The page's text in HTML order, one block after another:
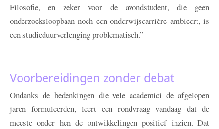
Filosofie, en zeker voor de avondstudent, die geen
onderzoeksloopbaan noch een onderwijscarrière ambieert, is
een studieduurverlenging problematisch.”
Voorbereidingen zonder debat
Ondanks de bedenkingen die vele academici de afgelopen
jaren formuleerden, leert een rondvraag vandaag dat de
meeste onder hen de ontwikkelingen positief inzien. Dat